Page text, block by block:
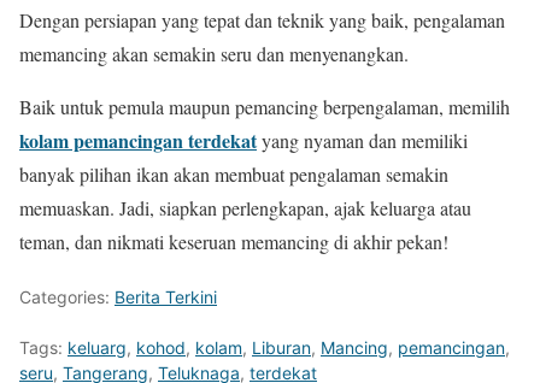
Dengan persiapan yang tepat dan teknik yang baik, pengalaman
memancing akan semakin seru dan menyenangkan.
Baik untuk pemula maupun pemancing berpengalaman, memilih
kolam pemancingan terdekatyang nyaman dan memiliki
banyak pilihan ikan akan membuat pengalaman semakin
memuaskan. Jadi, siapkan perlengkapan, ajak keluarga atau
teman, dan nikmati keseruan memancing di akhir pekan!
Categories: Berita Terkini
Tags: keluarg, kohod, kolam, Liburan, Mancing, pemancingan,
seru, Tangerang, Teluknaga, terdekat